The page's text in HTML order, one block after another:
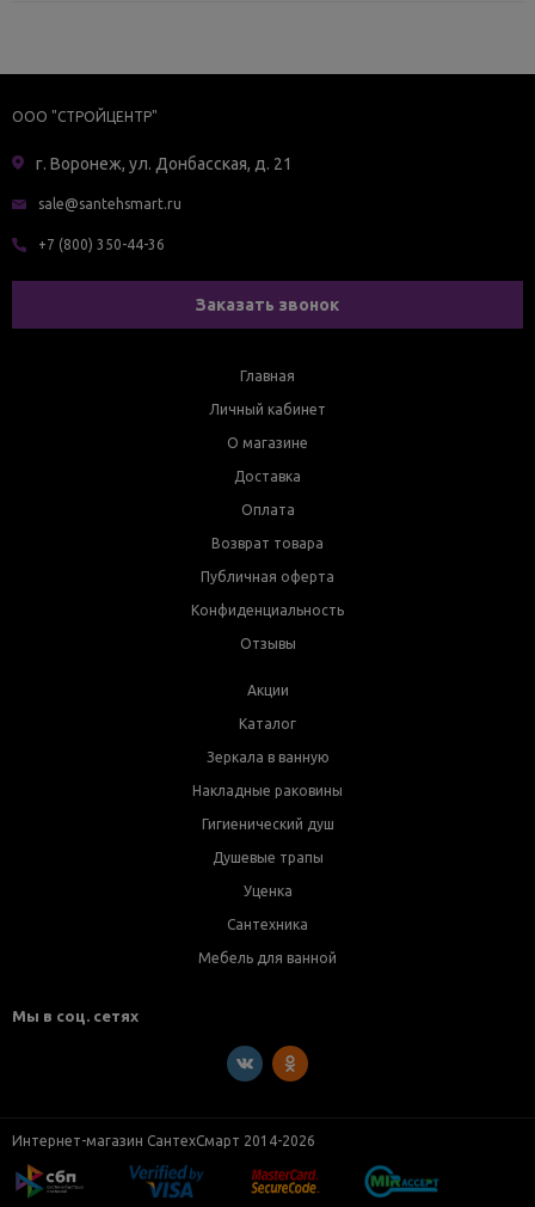
ООО "СТРОЙЦЕНТР"
г. Воронеж, ул. Донбасская, д. 21
sale@santehsmart.ru
+7 (800) 350-44-36
Заказать звонок
Главная
Личный кабинет
О магазине
Доставка
Оплата
Возврат товара
Публичная оферта
Конфиденциальность
Отзывы
Акции
Каталог
Зеркала в ванную
Накладные раковины
Гигиенический душ
Душевые трапы
Уценка
Сантехника
Мебель для ванной
Мы в соц. сетях
Интернет-магазин СантехСмарт 2014-2026